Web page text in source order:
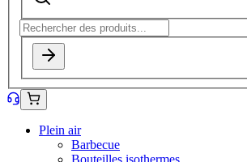
Plein air
Barbecue
Bouteilles isothermes